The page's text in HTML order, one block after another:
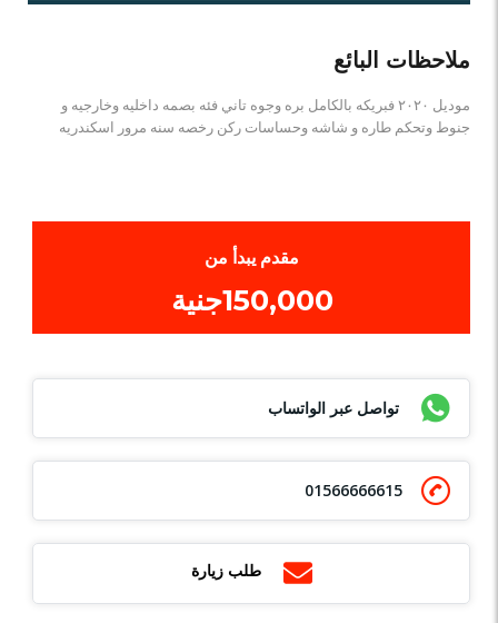
ملاحظات البائع
موديل ٢٠٢٠ فبريكه بالكامل بره وجوه تاني فئه بصمه داخليه وخارجيه و
جنوط وتحكم طاره و شاشه وحساسات ركن رخصه سنه مرور اسكندريه
مقدم يبدأ من
150,000جنية
تواصل عبر الواتساب
01566666615
طلب زيارة